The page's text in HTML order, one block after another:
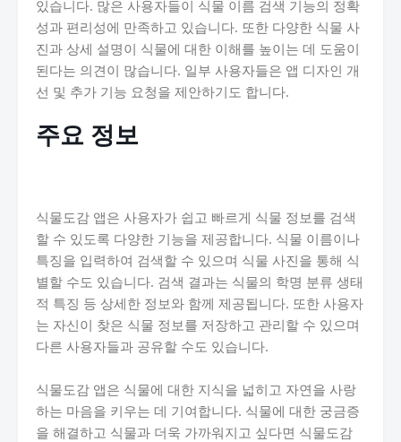
있습니다. 많은 사용자들이 식물 이름 검색 기능의 정확
성과 편리성에 만족하고 있습니다. 또한 다양한 식물 사
진과 상세 설명이 식물에 대한 이해를 높이는 데 도움이
된다는 의견이 많습니다. 일부 사용자들은 앱 디자인 개
선 및 추가 기능 요청을 제안하기도 합니다.
주요 정보
식물도감 앱은 사용자가 쉽고 빠르게 식물 정보를 검색
할 수 있도록 다양한 기능을 제공합니다. 식물 이름이나
특징을 입력하여 검색할 수 있으며 식물 사진을 통해 식
별할 수도 있습니다. 검색 결과는 식물의 학명 분류 생태
적 특징 등 상세한 정보와 함께 제공됩니다. 또한 사용자
는 자신이 찾은 식물 정보를 저장하고 관리할 수 있으며
다른 사용자들과 공유할 수도 있습니다.
식물도감 앱은 식물에 대한 지식을 넓히고 자연을 사랑
하는 마음을 키우는 데 기여합니다. 식물에 대한 궁금증
을 해결하고 식물과 더욱 가까워지고 싶다면 식물도감